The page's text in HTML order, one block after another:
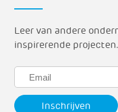
Leer van andere
inspirerende projecten.